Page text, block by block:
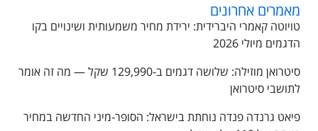
מאמרים אחרונים
טויוטה קאמרי היברידית: ירידת מחיר משמעותית ושינויים בקו
הדגמים מיולי 2026
סיטרואן מוזילה: שלושה דגמים ב-129,990 שקל — מה זה אומר
לתושבי סיטרואן
פיאט גרנדה פנדה נוחתת בישראל: הסופר-מיני החדשה במחיר